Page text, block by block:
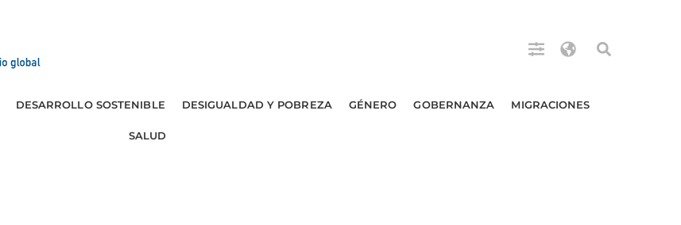
DESARROLLO SOSTENIBLE DESIGUALDAD Y POBREZA GÉNERO GOBERNANZA MIGRACIONES
SALUD